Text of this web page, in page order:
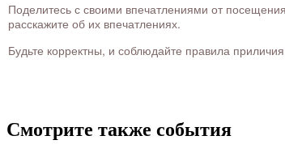
Поделитесь с своими впечатлениями от
расскажите об их впечатлениях.
Будьте корректны, и соблюдайте правила
Смотрите также события